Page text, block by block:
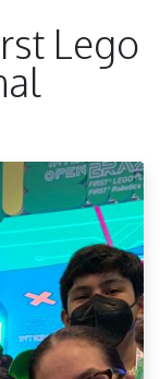
Lego